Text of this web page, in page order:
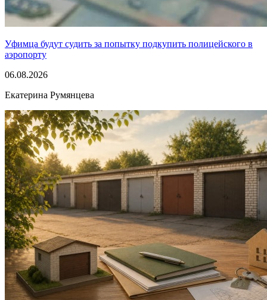
Уфимца будут судить за попытку подкупить полицейского в
аэропорту
06.08.2026
Екатерина Румянцева